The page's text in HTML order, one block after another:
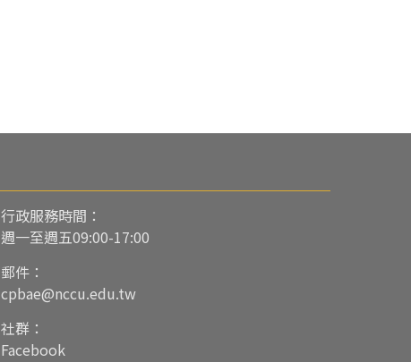
行政服務時間：
週一至週五09:00-17:00
郵件：
cpbae@nccu.edu.tw
社群：
Facebook